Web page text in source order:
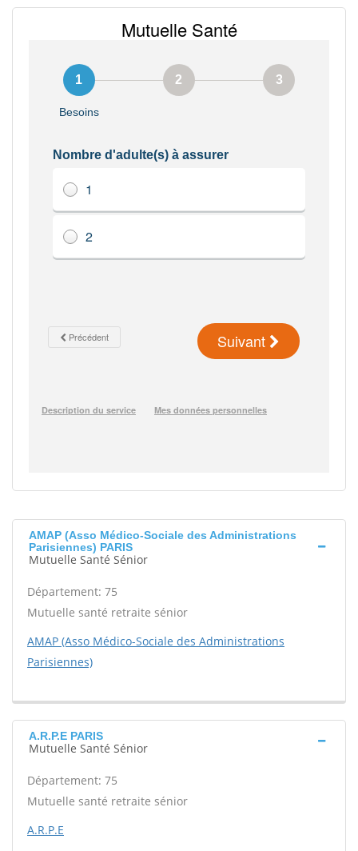
AMAP (Asso Médico-Sociale des Administrations
Parisiennes) PARIS
Mutuelle Santé Sénior
Département: 75
Mutuelle santé retraite sénior
AMAP (Asso Médico-Sociale des Administrations
Parisiennes)
A.R.P.E PARIS
Mutuelle Santé Sénior
Département: 75
Mutuelle santé retraite sénior
A.R.P.E